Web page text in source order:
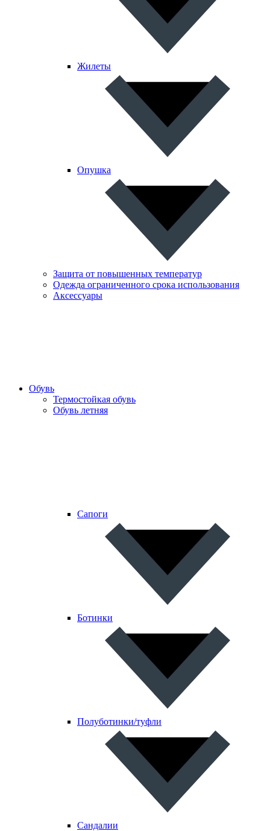
Жилеты
Опушка
Защита от повышенных температур
Одежда ограниченного срока использования
Аксессуары
Обувь
Термостойкая обувь
Обувь летняя
Сапоги
Ботинки
Полуботинки/туфли
Сандалии